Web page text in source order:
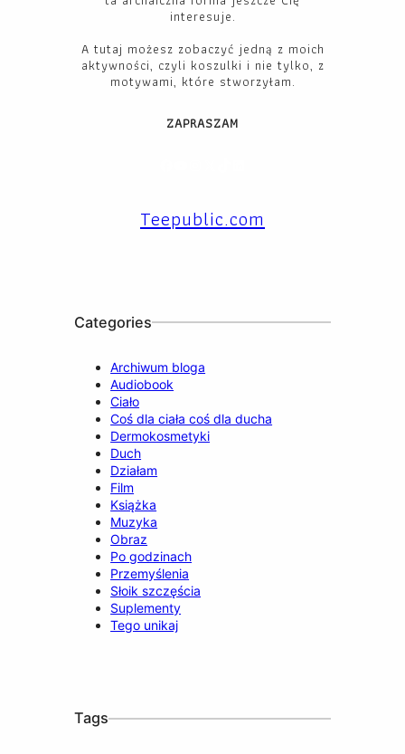
interesuje.
A tutaj możesz zobaczyć jedną z moich
aktywności, czyli koszulki i nie tylko, z
motywami, które stworzyłam.
ZAPRASZAM
Teepublic.com
Categories
Archiwum bloga
Audiobook
Ciało
Coś dla ciała coś dla ducha
Dermokosmetyki
Duch
Działam
Film
Książka
Muzyka
Obraz
Po godzinach
Przemyślenia
Słoik szczęścia
Suplementy
Tego unikaj
Tags